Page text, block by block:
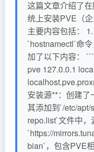
这篇文章介绍了
统上安装PVE（
主要内容包括：
`hostnamectl`命
加了以下内容：
pve 127.0.0.1
安装源**：创建
其添加到`/etc/
repo.list`文件中，
`https://
bian`，包含PVE